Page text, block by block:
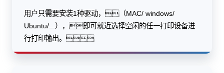
用户只需要安装1种驱动，（MAC/ windows/
Ubuntu/...），即可就近选择空闲的任一打印设备进
行打印输出。